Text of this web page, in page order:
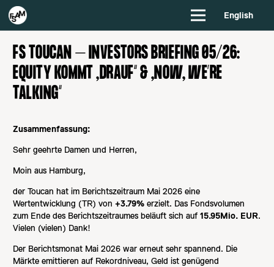
English
FS TOUCAN – INVESTORS BRIEFING 05/26:
EQUITY KOMMT „DRAUF“ & „NOW, WE’RE
TALKING“
Zusammenfassung:
Sehr geehrte Damen und Herren,
Moin aus Hamburg,
der Toucan hat im Berichtszeitraum Mai 2026 eine
Wertentwicklung (TR) von +3.79% erzielt. Das Fondsvolumen
zum Ende des Berichtszeitraumes beläuft sich auf 15.95Mio. EUR.
Vielen (vielen) Dank!
Der Berichtsmonat Mai 2026 war erneut sehr spannend. Die
Märkte emittieren auf Rekordniveau, Geld ist genügend